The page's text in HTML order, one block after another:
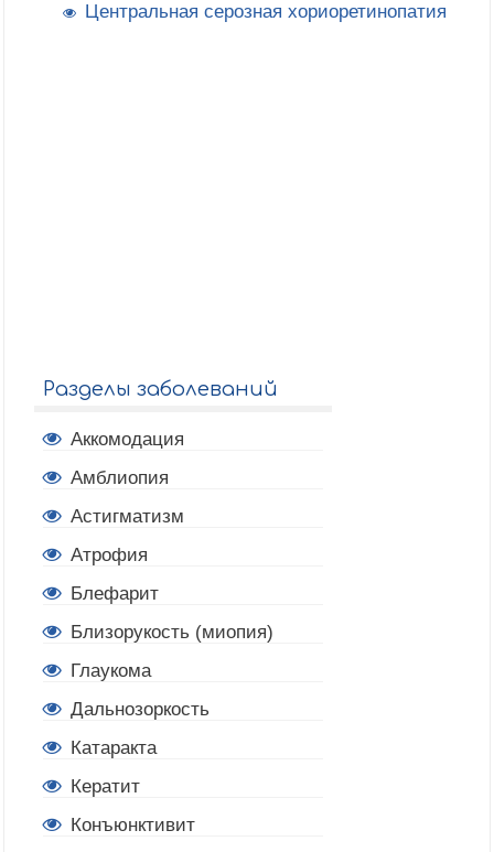
Центральная серозная хориоретинопатия
Разделы заболеваний
Аккомодация
Амблиопия
Астигматизм
Атрофия
Блефарит
Близорукость (миопия)
Глаукома
Дальнозоркость
Катаракта
Кератит
Конъюнктивит